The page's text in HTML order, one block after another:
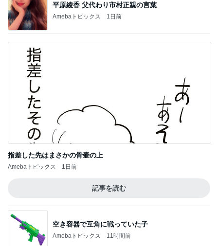
平原綾香 父代わり市村正親の言葉
Amebaトピックス 1日前
指差した先はまさかの骨壷の上
Amebaトピックス 1日前
記事を読む
空き容器で互角に戦っていた子
Amebaトピックス 11時間前